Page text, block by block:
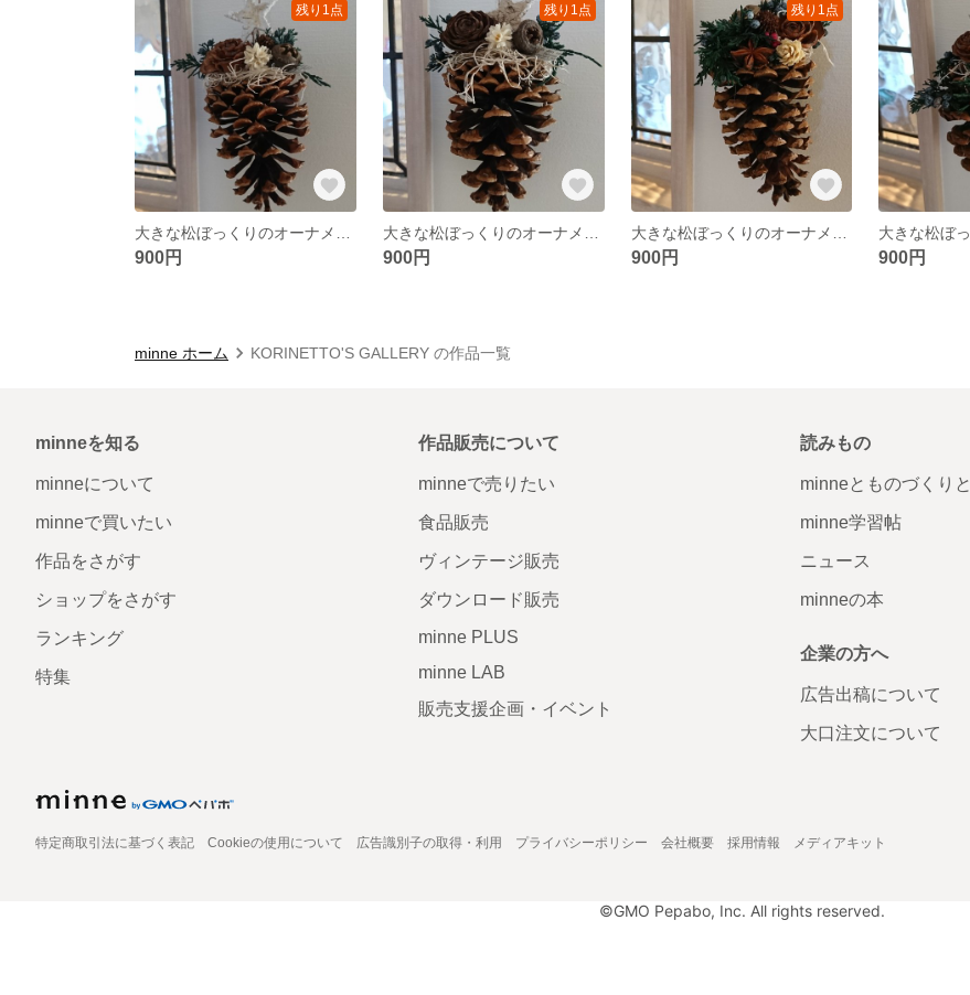
残り1点
900円
残り1点
900円
残り1点
900円 900円
minne ホーム KORINETTO'S GALLERY の作品一覧
minneを知る
minneについて
minneで買いたい
作品をさがす
ショップをさがす
ランキング
特集
作品販売について
minneで売りたい
食品販売
ヴィンテージ販売
ダウンロード販売
minne PLUS
minne LAB
販売支援企画・イベント
読みもの
minneとものづくりと
minne学習帖
ニュース
minneの本
企業の方へ
広告出稿について
大口注文について
特定商取引法に基づく表記 Cookieの使用について 広告識別子の取得・利用 プライバシーポリシー 会社概要 採用情報 メディアキット
©GMO Pepabo, Inc. All rights reserved.